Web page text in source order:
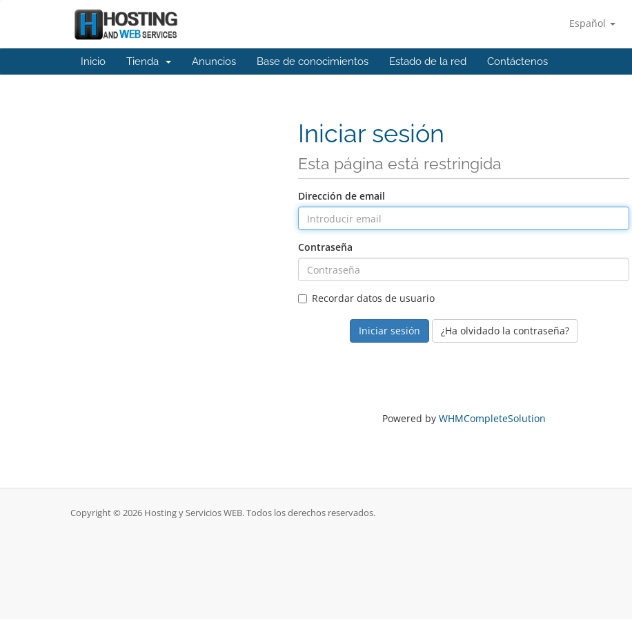
Español
Inicio Tienda Anuncios Base de conocimientos Estado de la red Contáctenos
Iniciar sesión
Esta página está restringida
Dirección de email
Contraseña
Recordar datos de usuario
¿Ha olvidado la contraseña?
Powered by WHMCompleteSolution
Copyright © 2026 Hosting y Servicios WEB. Todos los derechos reservados.